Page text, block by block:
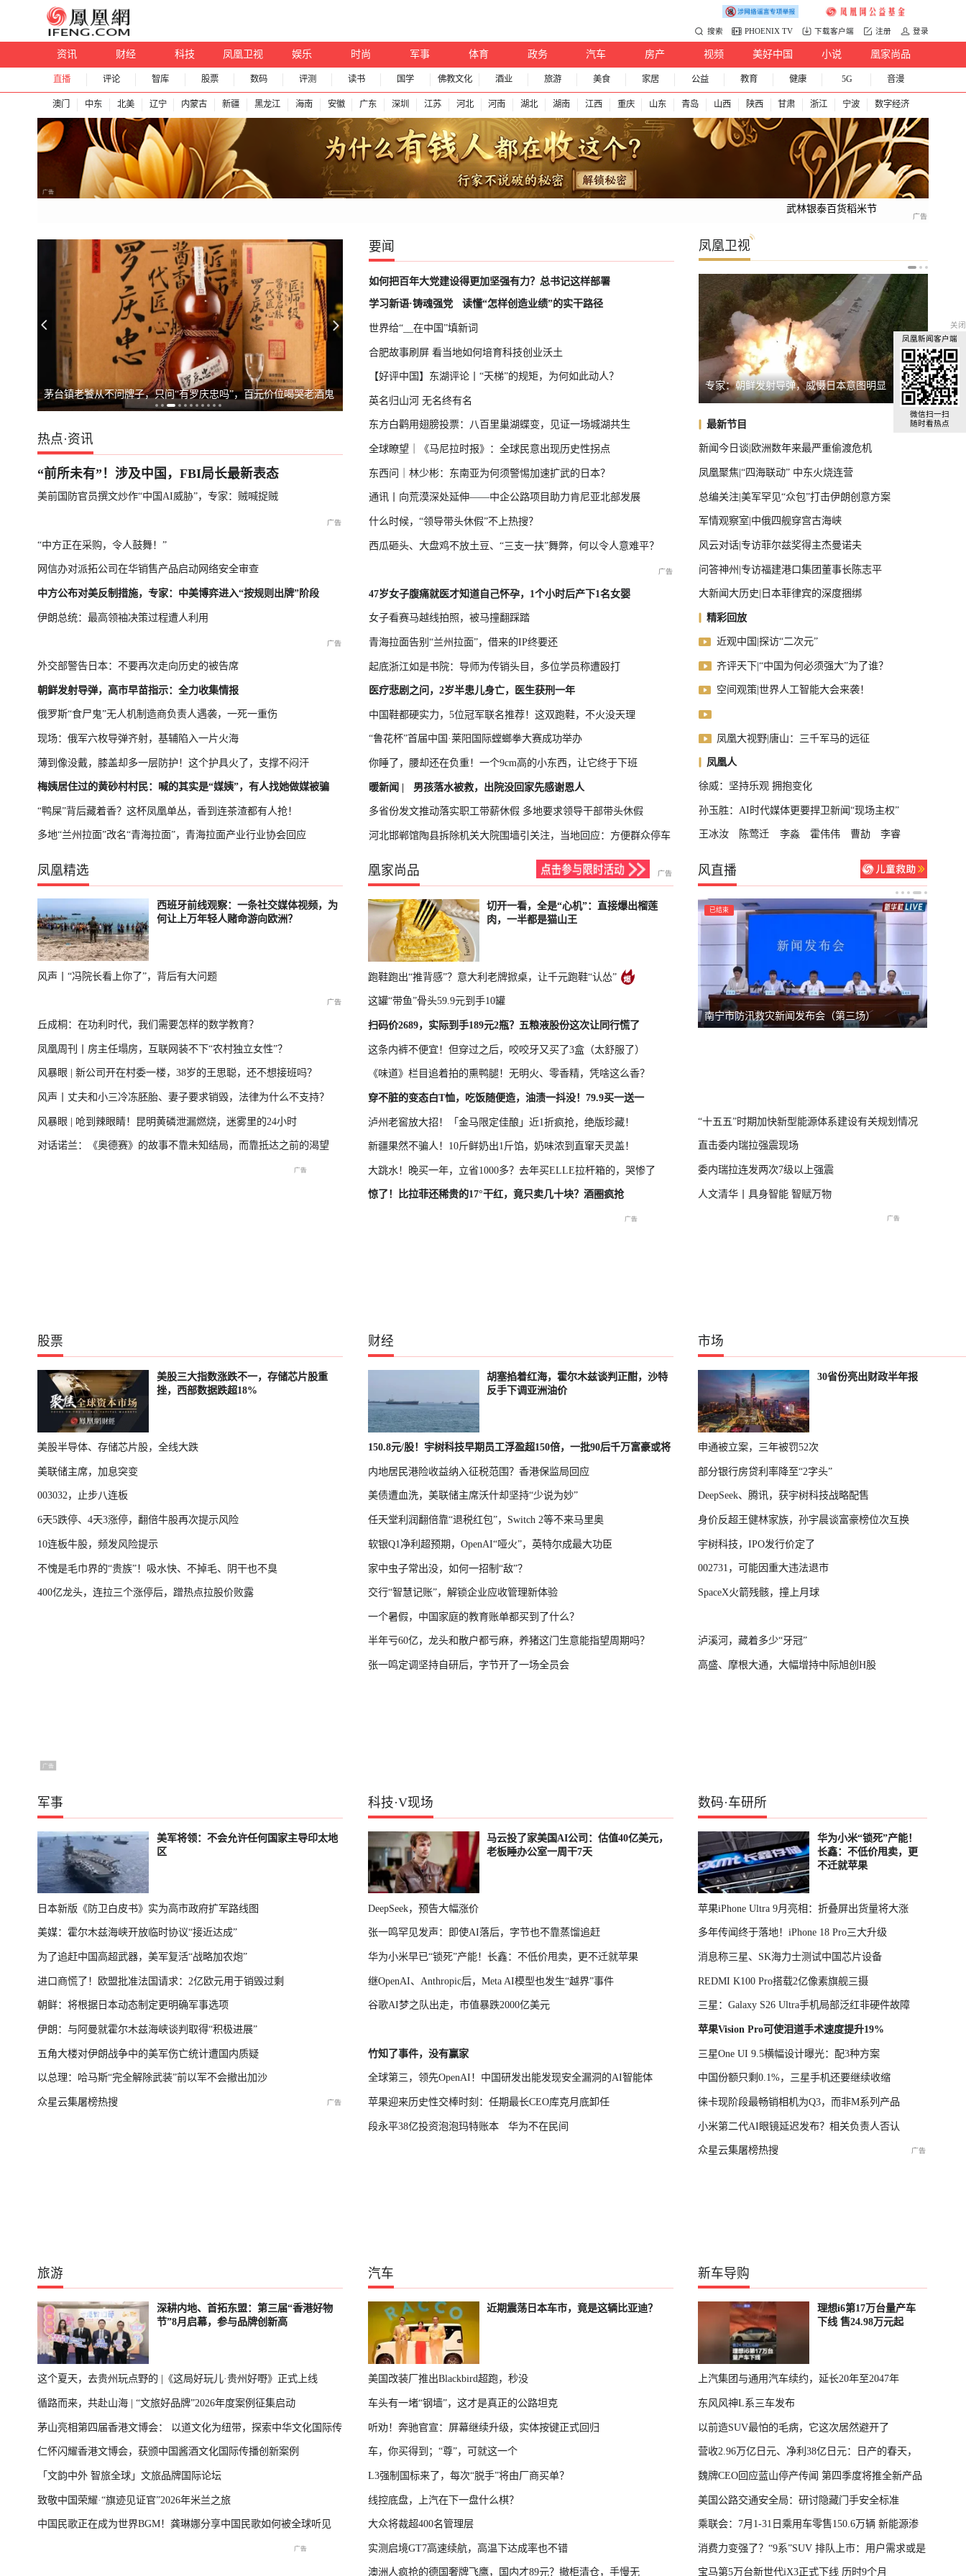
搜索 PHOENIX TV 下载客户端 注册 登录
资讯 财经 科技 凤凰卫视 娱乐 时尚 军事 体育 政务 汽车 房产 视频 美好中国 小说 凰家尚品
直播 评论 智库 股票 数码 评测 读书 国学 佛教文化 酒业 旅游 美食 家居 公益 教育 健康 5G 音漫
澳门 中东 北美 辽宁 内蒙古 新疆 黑龙江 海南 安徽 广东 深圳 江苏 河北 河南 湖北 湖南 江西 重庆 山东 青岛 山西 陕西 甘肃 浙江 宁波 数字经济
武林银泰百货稻米节
茅台镇老饕从不问牌子，只问“有罗庆忠吗”，百元价位喝哭老酒鬼 国际足联主席首次公开道歉 全球汽车前十，中国占了三把椅子
热点 ·资讯
“前所未有”！涉及中国，FBI局长最新表态
美前国防官员撰文炒作“中国AI威胁”，专家：贼喊捉贼
“中方正在采购，令人鼓舞！”
网信办对派拓公司在华销售产品启动网络安全审查
中方公布对美反制措施，专家：中美博弈进入“按规则出牌”阶段
伊朗总统：最高领袖决策过程遭人利用
外交部警告日本：不要再次走向历史的被告席
朝鲜发射导弹，高市早苗指示：全力收集情报
俄罗斯“食尸鬼”无人机制造商负责人遇袭，一死一重伤
现场：俄军六枚导弹齐射，基辅陷入一片火海
薄到像没戴，膝盖却多一层防护！这个护具火了，支撑不闷汗
梅姨居住过的黄砂村村民：喊的其实是“媒姨”，有人找她做媒被骗
“鸭屎”背后藏着香？这杯凤凰单丛，香到连茶渣都有人抢！
多地“兰州拉面”改名“青海拉面”，青海拉面产业行业协会回应
要闻
如何把百年大党建设得更加坚强有力？总书记这样部署
学习新语·铸魂强党
读懂“怎样创造业绩”的实干路径
世界给“__在中国”填新词
合肥故事刷屏 看当地如何培育科技创业沃土
【好评中国】东湖评论丨“天梯”的规矩，为何如此动人？
英名归山河 无名终有名
东方白鹳用翅膀投票：八百里巢湖蝶变，见证一场城湖共生
全球瞭望｜《马尼拉时报》：全球民意出现历史性拐点
东西问｜林少彬：东南亚为何须警惕加速扩武的日本？
通讯丨向荒漠深处延伸——中企公路项目助力肯尼亚北部发展
什么时候，“领导带头休假”不上热搜？
西瓜砸头、大盘鸡不放土豆、“三支一扶”舞弊，何以令人意难平？
47岁女子腹痛就医才知道自己怀孕，1个小时后产下1名女婴
女子看赛马越线拍照，被马撞翻踩踏
青海拉面告别“兰州拉面”，借来的IP终要还
起底浙江如是书院：导师为传销头目，多位学员称遭殴打
医疗悲剧之问，2岁半患儿身亡，医生获刑一年
中国鞋都硬实力，5位冠军联名推荐！这双跑鞋，不火没天理
“鲁花杯”首届中国·莱阳国际螳螂拳大赛成功举办
你睡了，腰却还在负重！一个9cm高的小东西，让它终于下班
暖新闻 | 男孩落水被救，出院没回家先感谢恩人
多省份发文推动落实职工带薪休假 多地要求领导干部带头休假
河北邯郸馆陶县拆除机关大院围墙引关注，当地回应：方便群众停车
凤凰卫视
台湾启动汉光演习，学者：制造紧张局势捞预算 俄罗斯警告德国援乌：或招致灾难性后果 台湾
最新节目
新闻今日谈|欧洲数年来最严重偷渡危机
凤凰聚焦|“四海联动” 中东火烧连营
总编关注|美军罕见“众包”打击伊朗创意方案
军情观察室|中俄四舰穿宫古海峡
风云对话|专访菲尔兹奖得主杰曼诺夫
问答神州|专访福建港口集团董事长陈志平
大新闻大历史|日本菲律宾的深度捆绑
精彩回放
近观中国|探访“二次元”
齐评天下|“中国为何必须强大”为了谁？
空间观策|世界人工智能大会来袭！
凤凰大视野|唐山：三千军马的远征
凤凰人
徐威：坚持乐观 拥抱变化
孙玉胜：AI时代媒体更要捍卫新闻“现场主权”
王冰汝 陈莺迁 李淼 霍伟伟 曹劼 李睿
凤凰精选
西班牙前线观察：一条社交媒体视频，为
何让上万年轻人赌命游向欧洲？
风声丨“冯院长看上你了”，背后有大问题
丘成桐：在功利时代，我们需要怎样的数学教育？
凤凰周刊丨房主任塌房，互联网装不下“农村独立女性”？
风暴眼 | 新公司开在村委一楼，38岁的王思聪，还不想接班吗？
风声丨丈夫和小三冷冻胚胎、妻子要求销毁，法律为什么不支持？
风暴眼 | 呛到辣眼睛！昆明黄磷泄漏燃烧，迷雾里的24小时
对话诺兰：《奥德赛》的故事不靠未知结局，而靠抵达之前的渴望
凰家尚品
切开一看，全是“心机”：直接爆出榴莲
肉，一半都是猫山王
跑鞋跑出“推背感”？意大利老牌掀桌，让千元跑鞋“认怂”
这罐“带鱼”骨头59.9元到手10罐
扫码价2689，实际到手189元2瓶？五粮液股份这次让同行慌了
这条内裤不便宜！但穿过之后，咬咬牙又买了3盒（太舒服了）
《味道》栏目追着拍的熏鸭腿！无明火、零香精，凭啥这么香？
穿不脏的变态白T恤，吃饭随便造，油渍一抖没！79.9买一送一
泸州老窖放大招！「金马限定佳酿」近1折疯抢，绝版珍藏！
新疆果然不骗人！10斤鲜奶出1斤馅，奶味浓到直窜天灵盖！
大跳水！晚买一年，立省1000多？去年买ELLE拉杆箱的，哭惨了
惊了！比拉菲还稀贵的17°干红，竟只卖几十块？酒圈疯抢
风直播
经济运行情况
已结束
最新进展
会
已结束 已结束
南宁市防汛救灾新闻发布会（第三场）
“十五五”时期加快新型能源体系建设有关规划情况
直击委内瑞拉强震现场
委内瑞拉连发两次7级以上强震
人文清华丨具身智能 智赋万物
股票
美股三大指数涨跌不一，存储芯片股重
挫，西部数据跌超18%
美股半导体、存储芯片股，全线大跌
美联储主席，加息突变
003032，止步八连板
6天5跌停、4天3涨停，翻倍牛股再次提示风险
10连板牛股，频发风险提示
不愧是毛巾界的“贵族”！吸水快、不掉毛、阴干也不臭
400亿龙头，连拉三个涨停后，蹭热点拉股价败露
财经
胡塞掐着红海，霍尔木兹谈判正酣，沙特
反手下调亚洲油价
150.8元/股！宇树科技早期员工浮盈超150倍，一批90后千万富豪或将
诞生
内地居民港险收益纳入征税范围？香港保监局回应
美债遭血洗，美联储主席沃什却坚持“少说为妙”
任天堂利润翻倍靠“退税红包”，Switch 2等不来马里奥
软银Q1净利超预期，OpenAI“哑火”，英特尔成最大功臣
家中虫子常出没，如何一招制“敌”？
交行“智慧记账”，解锁企业应收管理新体验
一个暑假，中国家庭的教育账单都买到了什么？
半年亏60亿，龙头和散户都亏麻，养猪这门生意能指望周期吗？
张一鸣定调坚持自研后，字节开了一场全员会
市场
30省份亮出财政半年报
申通被立案，三年被罚52次
部分银行房贷利率降至“2字头”
DeepSeek、腾讯，获宇树科技战略配售
身价反超王健林家族，孙宇晨谈富豪榜位次互换
宇树科技，IPO发行价定了
002731，可能因重大违法退市
SpaceX火箭残骸，撞上月球
泸溪河，藏着多少“牙冠”
高盛、摩根大通，大幅增持中际旭创H股
军事
美军将领：不会允许任何国家主导印太地
区
日本新版《防卫白皮书》实为高市政府扩军路线图
美媒：霍尔木兹海峡开放临时协议“接近达成”
为了追赶中国高超武器，美军复活“战略加农炮”
进口商慌了！欧盟批准法国请求：2亿欧元用于销毁过剩
朝鲜：将根据日本动态制定更明确军事选项
伊朗：与阿曼就霍尔木兹海峡谈判取得“积极进展”
五角大楼对伊朗战争中的美军伤亡统计遭国内质疑
以总理：哈马斯“完全解除武装”前以军不会撤出加沙
众星云集屠榜热搜
科技·V现场
马云投了家美国AI公司：估值40亿美元，
老板睡办公室一周干7天
DeepSeek，预告大幅涨价
张一鸣罕见发声：即使AI落后，字节也不靠蒸馏追赶
华为小米早已“锁死”产能！长鑫：不低价甩卖，更不迁就苹果
继OpenAI、Anthropic后，Meta AI模型也发生“越界”事件
谷歌AI梦之队出走，市值暴跌2000亿美元
竹知了事件，没有赢家
全球第三，领先OpenAI！中国研发出能发现安全漏洞的AI智能体
苹果迎来历史性交棒时刻：任期最长CEO库克月底卸任
段永平38亿投资泡泡玛特账本 华为不在民间
数码·车研所
华为小米“锁死”产能！
长鑫：不低价甩卖，更
不迁就苹果
苹果iPhone Ultra 9月亮相：折叠屏出货量将大涨
多年传闻终于落地！iPhone 18 Pro三大升级
消息称三星、SK海力士测试中国芯片设备
REDMI K100 Pro搭载2亿像素旗舰三摄
三星：Galaxy S26 Ultra手机局部泛红非硬件故障
苹果Vision Pro可使泪道手术速度提升19%
三星One UI 9.5横幅设计曝光：配3种方案
中国份额只剩0.1%，三星手机还要继续收缩
徕卡现阶段最畅销相机为Q3，而非M系列产品
小米第二代AI眼镜延迟发布？相关负责人否认
众星云集屠榜热搜
旅游
深耕内地、首拓东盟：第三届“香港好物
节”8月启幕，参与品牌创新高
这个夏天，去贵州玩点野的 |《这局好玩儿·贵州好嘢》正式上线
循路而来，共赴山海 | “文旅好品牌”2026年度案例征集启动
茅山亮相第四届香港文博会： 以道文化为纽带，探索中华文化国际传
播新表达
仁怀闪耀香港文博会，获颁中国酱酒文化国际传播创新案例
「文韵中外 智旅全球」文旅品牌国际论坛
致敬中国荣耀·“旗迹见证官”2026年米兰之旅
中国民歌正在成为世界BGM！龚琳娜分享中国民歌如何被全球听见
汽车
近期震荡日本车市，竟是这辆比亚迪？
美国改装厂推出Blackbird超跑，秒没
车头有一堵“钢墙”，这才是真正的公路坦克
听劝！奔驰官宣：屏幕继续升级，实体按键正式回归
车，你买得到；“尊”，可就这一个
L3强制国标来了，每次“脱手”将由厂商买单？
线控底盘，上汽在下一盘什么棋？
大众将裁超400名管理层
实测启境GT7高速续航，高温下达成率也不错
澳洲人疯抢的德国奢牌飞鹰，国内才89元？撤柜清仓，手慢无
新车导购
理想i6第17万台量产车
下线 售24.98万元起
上汽集团与通用汽车续约，延长20年至2047年
东风风神L系三车发布
以前造SUV最怕的毛病，它这次居然避开了
营收2.96万亿日元、净利38亿日元：日产的春天，
回来了
魏牌CEO回应蓝山停产传闻 第四季度将推全新产品
美国公路交通安全局：研讨隐藏门手安全标准
乘联会：7月1-31日乘用车零售150.6万辆 新能源渗
透率64.4%
消费力变强了？“9系”SUV 排队上市：用户需求或是
主因
宝马第5万台新世代iX3正式下线 历时9个月
关闭
凤凰新闻客户端
微信扫一扫
随时看热点